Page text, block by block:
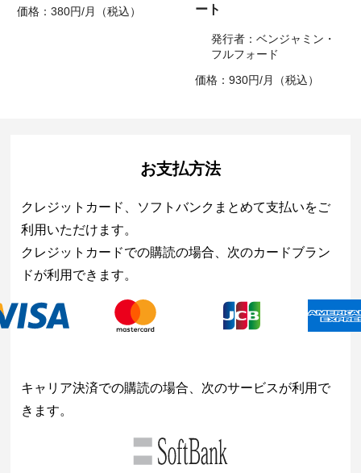
価格：380円/月（税込）
ート
発行者：ベンジャミン・
フルフォード
価格：930円/月（税込）
お支払方法
クレジットカード、ソフトバンクまとめて支払いをご
利用いただけます。
クレジットカードでの購読の場合、次のカードブラン
ドが利用できます。
キャリア決済での購読の場合、次のサービスが利用で
きます。